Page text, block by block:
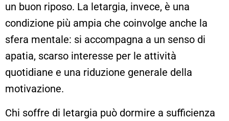
un buon riposo. La letargia, invece, è una
condizione più ampia che coinvolge anche la
sfera mentale: si accompagna a un senso di
apatia, scarso interesse per le attività
quotidiane e una riduzione generale della
motivazione.
Chi soffre di letargia può dormire a sufficienza